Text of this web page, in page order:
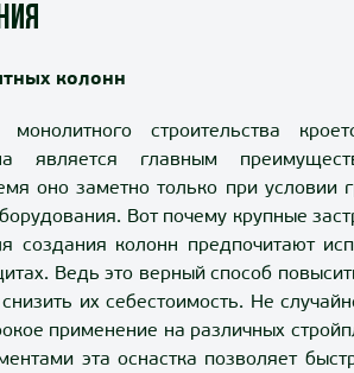
колонн
монолитного строительства
является главным
оно заметно только при условии
Вот почему крупные
создания колонн предпочитают
Ведь это верный способ
их себестоимость. Не
применение на различных
эта оснастка позволяет